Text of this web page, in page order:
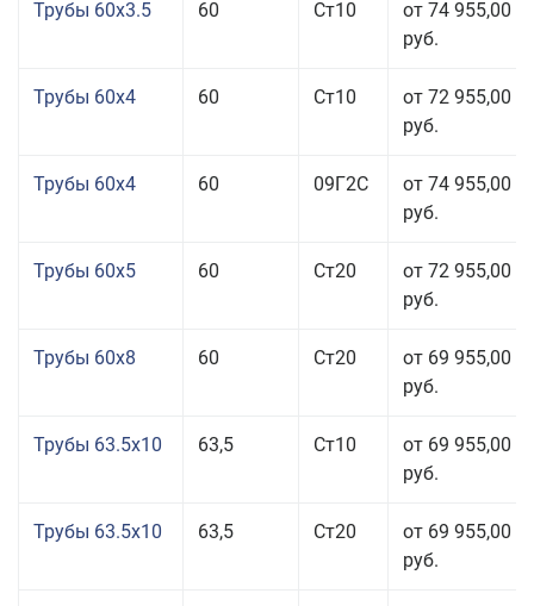
Трубы 60x3.5 60 Ст10
от 74 955,00
руб.
Трубы 60x4 60 Ст10
от 72 955,00
руб.
Трубы 60x4 60 09Г2С
от 74 955,00
руб.
Трубы 60x5 60 Ст20
от 72 955,00
руб.
Трубы 60x8 60 Ст20
от 69 955,00
руб.
Трубы 63.5x10 63,5 Ст10
от 69 955,00
руб.
Трубы 63.5x10 63,5 Ст20
от 69 955,00
руб.